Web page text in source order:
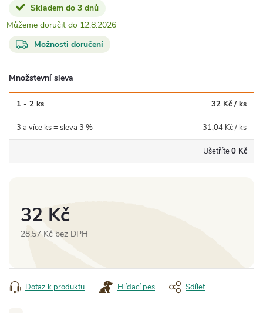
Skladem do 3 dnů
12.8.2026
Možnosti doručení
Množstevní sleva
1 - 2 ks 32 Kč / ks
3 a více ks = sleva 3 % 31,04 Kč/ ks
Ušetříte0 Kč
32 Kč
28,57 Kč bez DPH
Dotaz k produktu Hlídací pes Sdílet